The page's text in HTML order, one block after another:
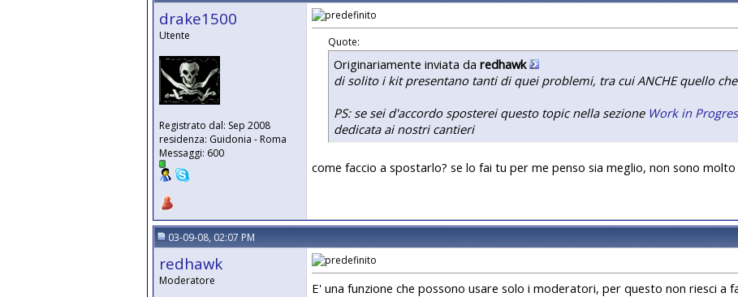
drake1500
Utente
Registrato dal: Sep 2008
residenza: Guidonia - Roma
Messaggi: 600
Quote:
Originariamente inviata da redhawk
di solito i kit presentano tanti di quei problemi, tra cui ANCHE quello
PS: se sei d'accordo sposterei questo topic nella sezione Work in
dedicata ai nostri cantieri
come faccio a spostarlo? se lo fai tu per me penso sia meglio, non sono
03-09-08, 02:07 PM
redhawk
Moderatore
E' una funzione che possono usare solo i moderatori, per questo non riesci a